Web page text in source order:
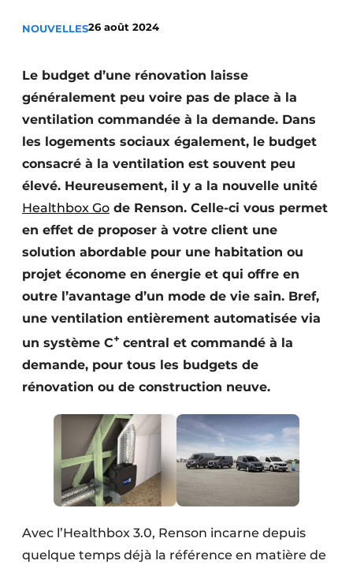
Construction bois
Contrôle d’accès
Éclairage
Fondations
Façades
Géotextiles
Protection solaire
Sécurité incendie
Software
Techniques ferroviaires
Travaux ferroviaires
NOUVELLES26 août 2024
Le budget d’une rénovation laisse
généralement peu voire pas de place à la
ventilation commandée à la demande. Dans
les logements sociaux également, le budget
consacré à la ventilation est souvent peu
élevé. Heureusement, il y a la nouvelle unité
Healthbox Go de Renson. Celle-ci vous permet
en effet de proposer à votre client une
solution abordable pour une habitation ou
projet économe en énergie et qui offre en
outre l’avantage d’un mode de vie sain. Bref,
une ventilation entièrement automatisée via
un système C+ central et commandé à la
demande, pour tous les budgets de
rénovation ou de construction neuve.
Avec l’Healthbox 3.0, Renson incarne depuis
quelque temps déjà la référence en matière de